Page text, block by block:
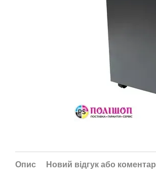
Опис Новий відгук або коментар